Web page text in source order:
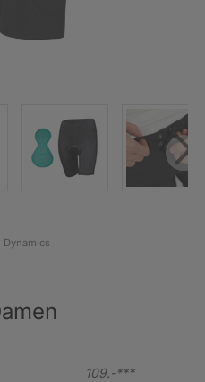
Dynamics
109.-***